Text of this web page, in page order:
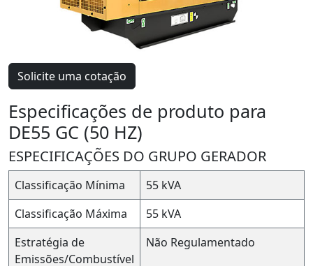
Solicite uma cotação
Especificações de produto para
DE55 GC (50 HZ)
ESPECIFICAÇÕES DO GRUPO GERADOR
Classificação Mínima
55 kVA
Classificação Máxima
55 kVA
Estratégia de
Emissões/Combustível
Não Regulamentado